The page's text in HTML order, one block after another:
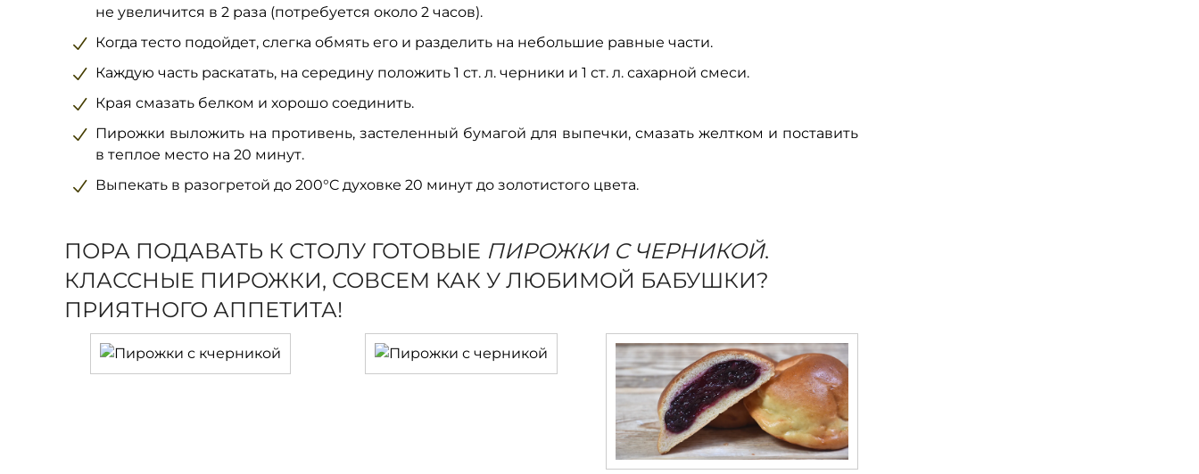
не увеличится в 2 раза (потребуется около 2 часов).
Когда тесто подойдет, слегка обмять его и разделить на небольшие равные части.
Каждую часть раскатать, на середину положить 1 ст. л. черники и 1 ст. л. сахарной смеси.
Края смазать белком и хорошо соединить.
Пирожки выложить на противень, застеленный бумагой для выпечки, смазать желтком и поставить
в теплое место на 20 минут.
Выпекать в разогретой до 200°C духовке 20 минут до золотистого цвета.
ПОРА ПОДАВАТЬ К СТОЛУ ГОТОВЫЕ ПИРОЖКИ С ЧЕРНИКОЙ.
КЛАССНЫЕ ПИРОЖКИ, СОВСЕМ КАК У ЛЮБИМОЙ БАБУШКИ?
ПРИЯТНОГО АППЕТИТА!